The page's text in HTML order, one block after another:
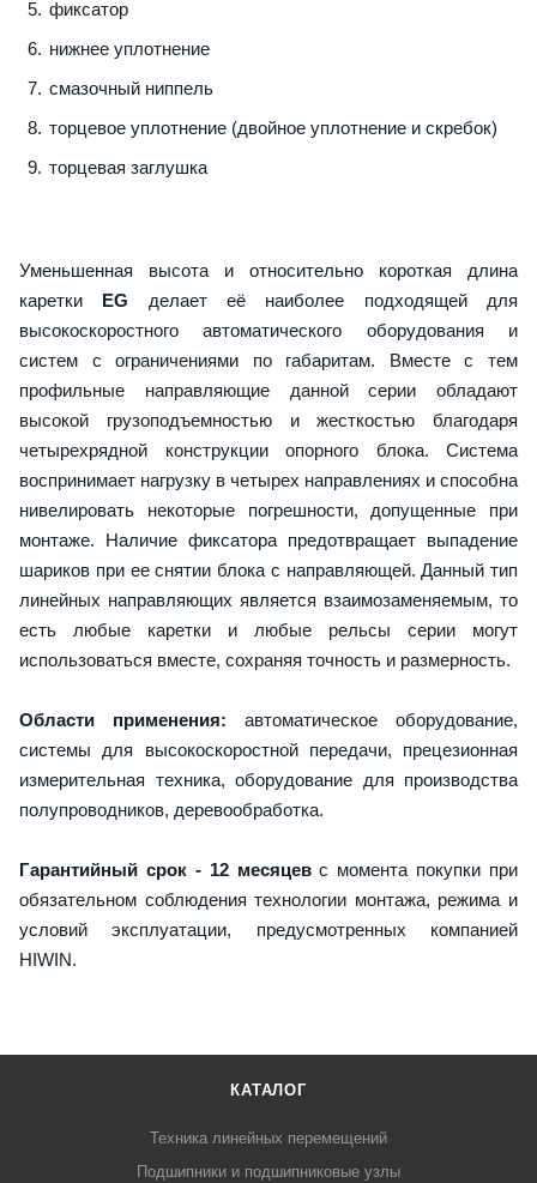
фиксатор
нижнее уплотнение
смазочный ниппель
торцевое уплотнение (двойное уплотнение и скребок)
торцевая заглушка
Уменьшенная высота и относительно короткая длина
каретки EG делает её наиболее подходящей для
высокоскоростного автоматического оборудования и
систем с ограничениями по габаритам. Вместе с тем
профильные направляющие данной серии обладают
высокой грузоподъемностью и жесткостью благодаря
четырехрядной конструкции опорного блока. Система
воспринимает нагрузку в четырех направлениях и способна
нивелировать некоторые погрешности, допущенные при
монтаже. Наличие фиксатора предотвращает выпадение
шариков при ее снятии блока с направляющей. Данный тип
линейных направляющих является взаимозаменяемым, то
есть любые каретки и любые рельсы серии могут
использоваться вместе, сохраняя точность и размерность.
Области применения: автоматическое оборудование,
системы для высокоскоростной передачи, прецезионная
измерительная техника, оборудование для производства
полупроводников, деревообработка.
Гарантийный срок - 12 месяцевс момента покупки при
обязательном соблюдения технологии монтажа, режима и
условий эксплуатации, предусмотренных компанией
HIWIN.
КАТАЛОГ
Техника линейных перемещений
Подшипники и подшипниковые узлы